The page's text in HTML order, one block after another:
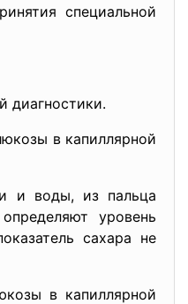
специальной
диагностики.
в капиллярной
и воды, из пальца
уровень
сахара не
в капиллярной